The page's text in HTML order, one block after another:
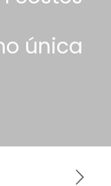
única